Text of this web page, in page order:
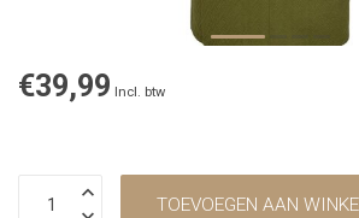
€39,99 Incl. btw
TOEVOEGEN AAN